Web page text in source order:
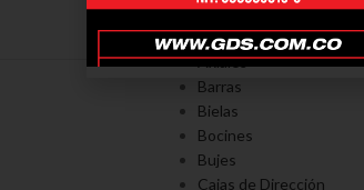
PORTAFOLÍO
Axiales
Barras
Bielas
Bocines
Bujes
Cajas de Dirección